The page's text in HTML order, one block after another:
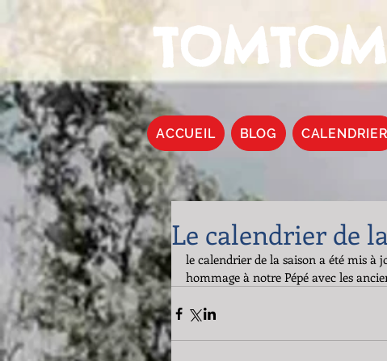
ACCUEIL BLOG CALENDRIER
Le calendrier de
le calendrier de la saison a été mis à
hommage à notre Pépé avec les